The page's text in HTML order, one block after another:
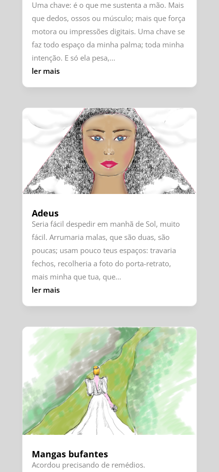
Uma chave: é o que me sustenta a mão. Mais
que dedos, ossos ou músculo; mais que força
motora ou impressões digitais. Uma chave se
faz todo espaço da minha palma; toda minha
intenção. E só ela pesa,...
ler mais
Adeus
Seria fácil despedir em manhã de Sol, muito
fácil. Arrumaria malas, que são duas, são
poucas; usam pouco teus espaços: travaria
fechos, recolheria a foto do porta-retrato,
mais minha que tua, que...
ler mais
Mangas bufantes
Acordou precisando de remédios.